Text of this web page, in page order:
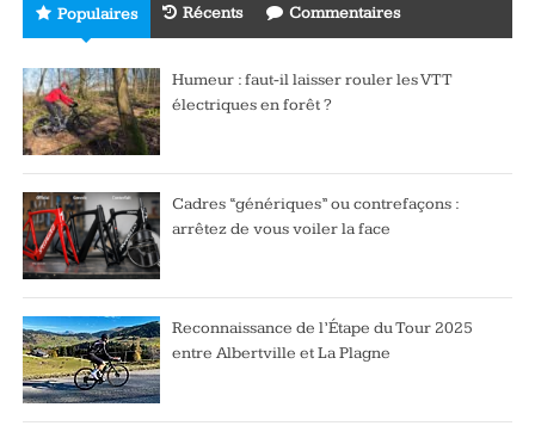
Populaires Récents Commentaires
Humeur : faut-il laisser rouler les VTT
électriques en forêt ?
Cadres “génériques” ou contrefaçons :
arrêtez de vous voiler la face
Reconnaissance de l’Étape du Tour 2025
entre Albertville et La Plagne